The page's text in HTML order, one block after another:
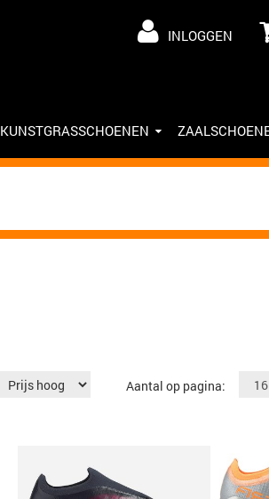
INLOGGEN
KUNSTGRASSCHOENEN
Aantal op pagina: